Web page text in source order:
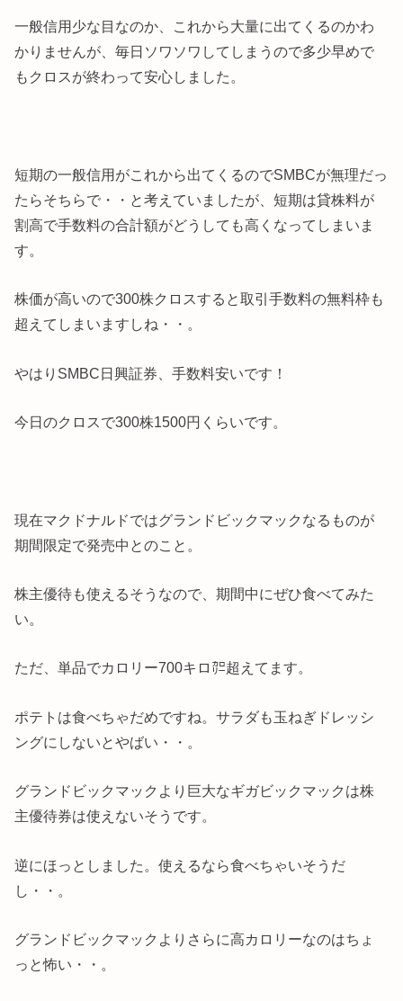
一般信用少な目なのか、これから大量に出てくるのかわ
かりませんが、毎日ソワソワしてしまうので多少早めで
もクロスが終わって安心しました。
短期の一般信用がこれから出てくるのでSMBCが無理だっ
たらそちらで・・と考えていましたが、短期は貸株料が
割高で手数料の合計額がどうしても高くなってしまいま
す。
株価が高いので300株クロスすると取引手数料の無料枠も
超えてしまいますしね・・。
やはりSMBC日興証券、手数料安いです！
今日のクロスで300株1500円くらいです。
現在マクドナルドではグランドビックマックなるものが
期間限定で発売中とのこと。
株主優待も使えるそうなので、期間中にぜひ食べてみた
い。
ただ、単品でカロリー700キロ㌍超えてます。
ポテトは食べちゃだめですね。サラダも玉ねぎドレッシ
ングにしないとやばい・・。
グランドビックマックより巨大なギガビックマックは株
主優待券は使えないそうです。
逆にほっとしました。使えるなら食べちゃいそうだ
し・・。
グランドビックマックよりさらに高カロリーなのはちょ
っと怖い・・。